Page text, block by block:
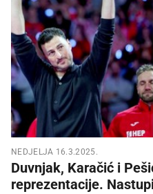
NEDJELJA 16.3.2025.
Duvnjak, Karačić i
reprezentacije.